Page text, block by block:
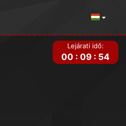
Lejárati idő:
00 : 09 : 54